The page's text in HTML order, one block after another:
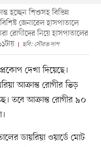
হচ্ছেন শিশুসহ বিভিন্ন
জেনারেল হাসপাতালে
রোগীদের নিয়ে হাসপাতালের
ছবি: সৌরভ দাশ
দেখা দিয়েছে।
আক্রান্ত রোগীর ভিড়
তবে আক্রান্ত রোগীর ৯০
ডায়রিয়া ওয়ার্ডে মোট